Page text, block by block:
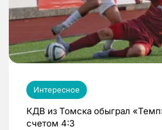
Интересное
КДВ из Томска обыграл
счетом 4:3